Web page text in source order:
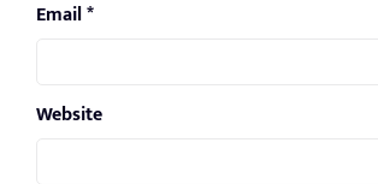
Email*
Website